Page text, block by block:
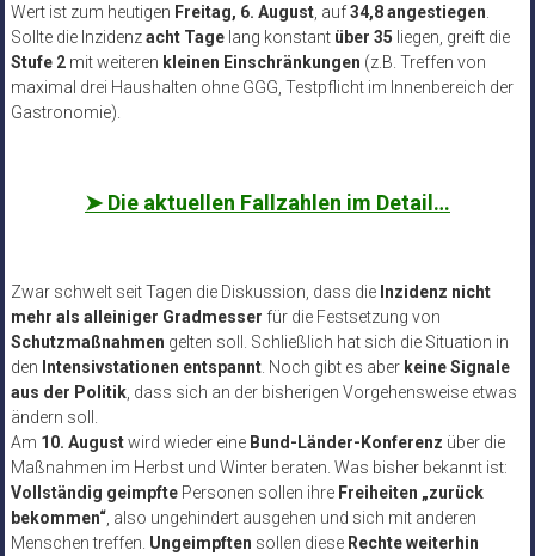
Wert ist zum heutigen Freitag, 6. August, auf34,8 angestiegen
Sollte die Inzidenzacht Tagelang konstant über 35 liegen, greift die
Stufe 2mit weiteren kleinen Einschränkungen (z.B. Treffen von
maximal drei Haushalten ohne GGG, Testpflicht im Innenbereich der
Gastronomie).
➤ Die aktuellen Fallzahlen im Detail…
Zwar schwelt seit Tagen die Diskussion, dass die Inzidenz nicht
mehr als alleiniger Gradmesser für die Festsetzung von
Schutzmaßnahmen gelten soll. Schließlich hat sich die Situation in
den Intensivstationen entspannt. Noch gibt es aber keine Signale
aus der Politik, dass sich an der bisherigen Vorgehensweise etwas
ändern soll.
Am 10. Augustwird wieder eine Bund-Länder-Konferenz über die
Maßnahmen im Herbst und Winter beraten. Was bisher bekannt ist:
Vollständig geimpftePersonen sollen ihre Freiheiten „zurück
bekommen“, also ungehindert ausgehen und sich mit anderen
Menschen treffen. Ungeimpften sollen diese Rechte weiterhin